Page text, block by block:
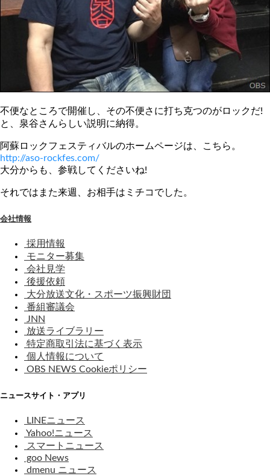
不便なところで開催し、その不便さに打ち克つのがロックだ!
と、泉谷さんらしい説明に納得。
阿蘇ロックフェスティバルのホームページは、こちら。
http://aso-rockfes.com/
大分からも、参戦してくださいね!
それではまた来週、お相手はミチコでした。
会社情報
採用情報
モニター募集
会社見学
後援依頼
大分放送文化・スポーツ振興財団
番組審議会
JNN
放送ライブラリー
特定商取引法に基づく表示
個人情報について
OBS NEWS Cookieポリシー
ニュースサイト・アプリ
LINEニュース
Yahoo!ニュース
スマートニュース
goo News
dmenu ニュース